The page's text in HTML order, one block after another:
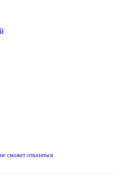
сможет отказаться